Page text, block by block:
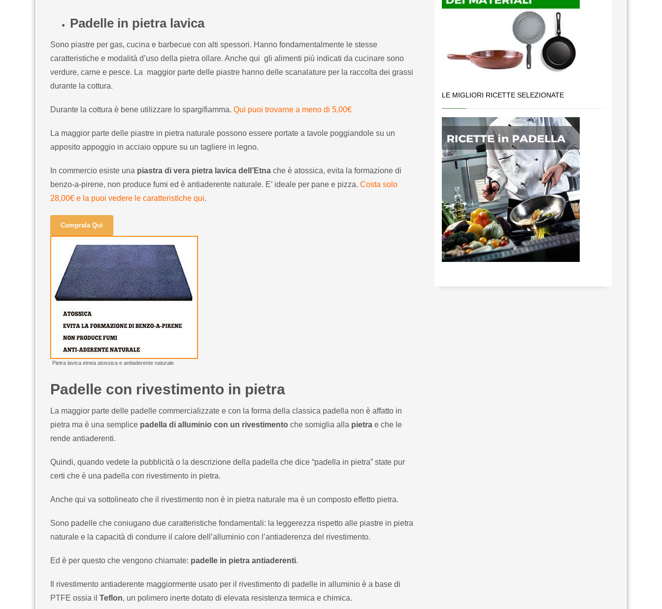
Padelle in pietra lavica
Sono piastre per gas, cucina e barbecue con alti spessori. Hanno fondamentalmente le stesse
caratteristiche e modalità d’uso della pietra ollare. Anche qui gli alimenti più indicati da cucinare sono
verdure, carne e pesce. La maggior parte delle piastre hanno delle scanalature per la raccolta dei grassi
durante la cottura.
Durante la cottura è bene utilizzare lo spargifiamma. Qui puoi trovarne a meno di 5,00€
La maggior parte delle piastre in pietra naturale possono essere portate a tavole poggiandole su un
apposito appoggio in acciaio oppure su un tagliere in legno.
In commercio esiste una piastra di vera pietra lavica dell’Etna che è atossica, evita la formazione di
benzo-a-pirene, non produce fumi ed è antiaderente naturale. E’ ideale per pane e pizza. Costa solo
28,00€ e la puoi vedere le caratteristiche qui.
Comprala Qui
Pietra lavica etnea atossica e antiaderente naturale
Padelle con rivestimento in pietra
La maggior parte delle padelle commercializzate e con la forma della classica padella non è affatto in
pietra ma è una semplice padella di alluminio con un rivestimento che somiglia alla pietra e che le
rende antiaderenti.
Quindi, quando vedete la pubblicità o la descrizione della padella che dice “padella in pietra” state pur
certi che è una padella con rivestimento in pietra.
Anche qui va sottolineato che il rivestimento non è in pietra naturale ma è un composto effetto pietra.
Sono padelle che coniugano due caratteristiche fondamentali: la leggerezza rispetto alle piastre in pietra
naturale e la capacità di condurre il calore dell’alluminio con l’antiaderenza del rivestimento.
Ed è per questo che vengono chiamate: padelle in pietra antiaderenti.
Il rivestimento antiaderente maggiormente usato per il rivestimento di padelle in alluminio è a base di
PTFE ossia il Teflon, un polimero inerte dotato di elevata resistenza termica e chimica.
LE MIGLIORI RICETTE SELEZIONATE